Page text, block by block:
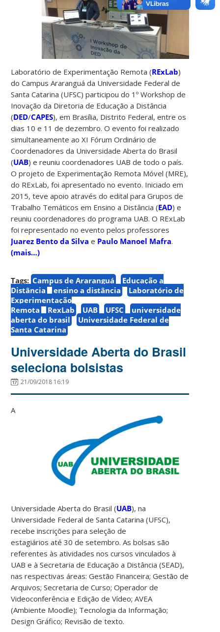
Laboratório de Experimentação Remota (RExLab)
do Campus Araranguá da Universidade Federal de
Santa Catarina (UFSC) participou do 1º Workshop de
Inovação da Diretoria de Educação a Distância
(DED/CAPES), em Brasília, Distrito Federal, entre os
dias 10 e 11 de dezembro. O evento foi realizado
simultaneamente ao XI Fórum Ordinário de
Coordenadores da Universidade Aberta do Brasil
(UAB) e reuniu coordenadores UAB de todo o país.
O projeto de Experimentação Remota Móvel (MRE),
do RExLab, foi apresentado no evento. Iniciado em
2015, teve apoio através do edital para Grupos de
Trabalho Temáticos em Ensino a Distância (EAD) e
reuniu coordenadores do programa UAB. O RExLab
foi representado no evento pelos professores
Juarez Bento da Silva e Paulo Manoel Mafra.
(mais…)
Tags: Campus de Araranguá
Educação a
Distância
ensino a distância
Laboratório de
Experimentação
Remota
RexLab UAB UFSC
universidade
aberta do brasil
Universidade Federal de
Santa Catarina
Universidade Aberta do Brasil
seleciona bolsistas
21/09/2018 16:19
A
Universidade Aberta do Brasil (UAB), na
Universidade Federal de Santa Catarina (UFSC),
recebe inscrições para seleção de
estagiários até 30 de setembro. As bolsas são
referentes às atividades nos cursos vinculados à
UAB e à Secretaria de Educação a Distância (SEAD),
nas respectivas áreas: Gestão Financeira; Gestão de
Arquivos; Secretaria de Curso; Operador de
Videoconferência e Edição de Vídeo; AVEA
(Ambiente Moodle); Tecnologia da Informação;
Design Gráfico; Revisão de texto.